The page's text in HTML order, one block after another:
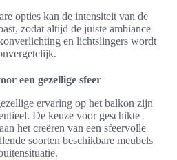
opties kan de intensiteit van de
zodat altijd de juiste ambiance
en lichtslingers wordt
een gezellige sfeer
ervaring op het balkon zijn
De keuze voor geschikte
het creëren van een sfeervolle
soorten beschikbare meubels